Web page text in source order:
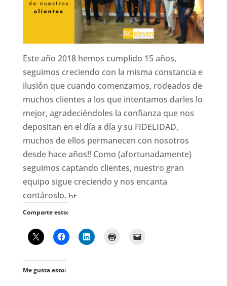
Este año 2018 hemos cumplido 15 años,
seguimos creciendo con la misma constancia e
ilusión que cuando comenzamos, rodeados de
muchos clientes a los que intentamos darles lo
mejor, agradeciéndoles la confianza que nos
depositan en el día a día y su FIDELIDAD,
muchos de ellos permanecen con nosotros
desde hace años!! Como (afortunadamente)
seguimos captando clientes, nuestro gran
equipo sigue creciendo y nos encanta
contároslo.
Comparte esto:
Me gusta esto: